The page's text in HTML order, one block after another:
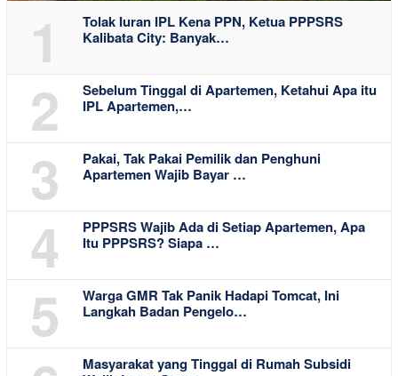
1
Tolak Iuran IPL Kena PPN, Ketua PPPSRS
Kalibata City: Banyak…
2
Sebelum Tinggal di Apartemen, Ketahui Apa itu
IPL Apartemen,…
3
Pakai, Tak Pakai Pemilik dan Penghuni
Apartemen Wajib Bayar …
4
PPPSRS Wajib Ada di Setiap Apartemen, Apa
Itu PPPSRS? Siapa …
5
Warga GMR Tak Panik Hadapi Tomcat, Ini
Langkah Badan Pengelo…
Masyarakat yang Tinggal di Rumah Subsidi